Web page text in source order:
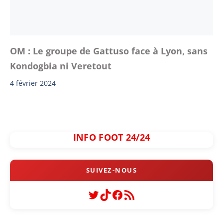
OM : Le groupe de Gattuso face à Lyon, sans
Kondogbia ni Veretout
4 février 2024
INFO FOOT 24/24
Twitter
TikTok
Facebook
Flux RSS